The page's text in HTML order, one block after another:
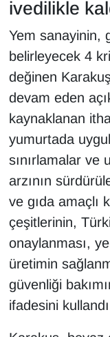
ivedilikle
Yem sanayinin,
belirleyecek 4
değinen
devam eden
kaynaklanan
yumurtada
sınırlamalar ve
arzının
ve gıda amaçlı
çeşitlerinin,
onaylanması,
üretimin
güvenliği
ifadesini